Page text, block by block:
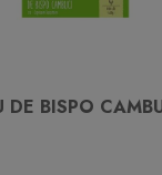
DE BISPO